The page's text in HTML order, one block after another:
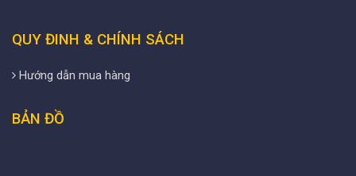
QUY ĐINH & CHÍNH SÁCH
Hướng dẫn mua hàng
BẢN ĐỒ